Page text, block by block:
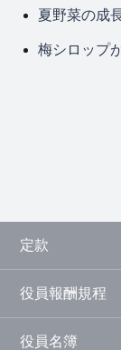
夏野菜の成
梅シロップ
定款
役員報酬規程
役員名簿